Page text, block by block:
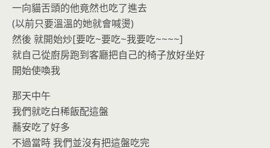
一向貓舌頭的他竟然也吃了進去
(以前只要溫溫的她就會喊燙)
然後 就開始炒[要吃~要吃~我要吃~~~~]
就自己從廚房跑到客廳把自己的椅子放好坐好
開始使喚我
那天中午
我們就吃白稀飯配這盤
蕎安吃了好多
不過當時 我們並沒有把這盤吃完